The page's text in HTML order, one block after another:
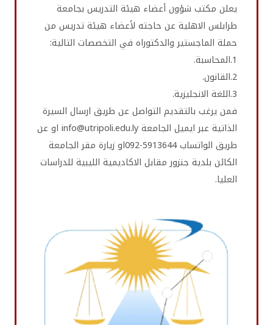
يعلن مكتب شؤون أعضاء هيئة التدريس بجامعة
طرابلس الاهلية عن حاجته لأعضاء هيئة تدريس من
حملة الماجستير والدكتوراه في التخصصات التالية:
1.المحاسبة.
2.القانون.
3.اللغة الانجليزية.
فمن يرغب بالتقديم التواصل عن طريق ارسال السيرة
الذاتية عبر ايميل الجامعة info@utripoli.edu.ly او عن
طريق الواتساب ⁨092-5913644⁩او زيارة مقر الجامعة
الكائن بلدية جنزور مقابل الاكاديمية الليبية للدراسات
العليا.